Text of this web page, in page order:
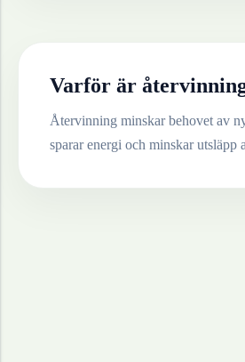
Varför är
Återvinning minskar behovet av
sparar energi och minskar utsläpp